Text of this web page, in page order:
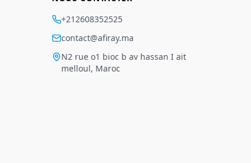
+212608352525
contact@afiray.ma
N2 rue o1 bioc b av hassan I ait
melloul, Maroc